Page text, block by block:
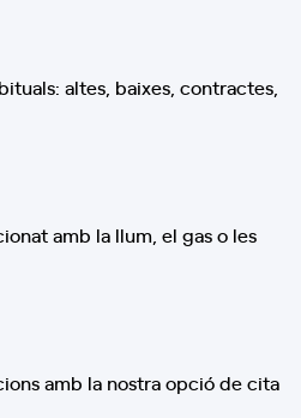
altes, baixes, contractes,
amb la llum, el gas o les
amb la nostra opció de cita